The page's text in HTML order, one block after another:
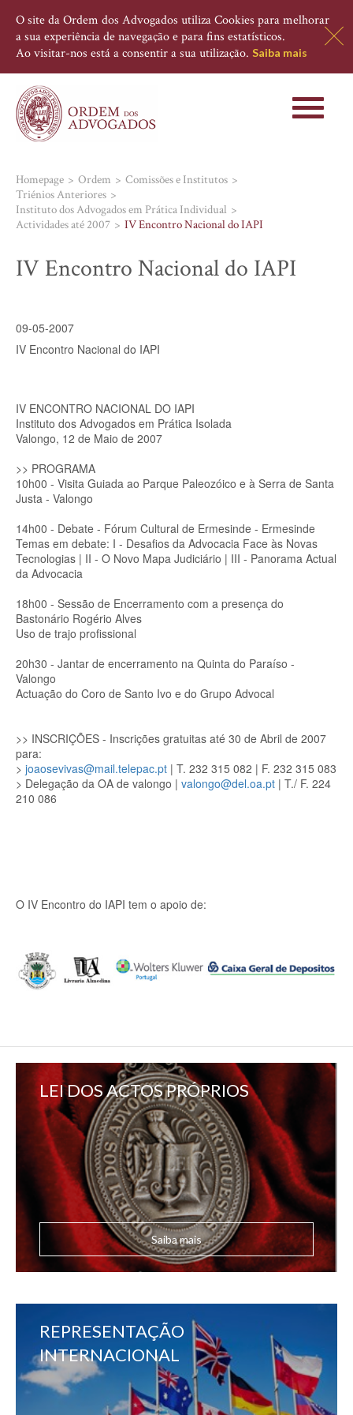
O site da Ordem dos Advogados utiliza Cookies para melhorar
a sua experiência de navegação e para fins estatísticos.
Ao visitar-nos está a consentir a sua utilização. Saiba mais
Toggle
Homepage Ordem
Comissões e Institutos
Triénios Anteriores
Instituto dos Advogados em Prática Individual
Actividades até 2007
IV Encontro Nacional do IAPI
IV Encontro Nacional do IAPI
09-05-2007
IV Encontro Nacional do IAPI
IV ENCONTRO NACIONAL DO IAPI
Instituto dos Advogados em Prática Isolada
Valongo, 12 de Maio de 2007
>> PROGRAMA
10h00 - Visita Guiada ao Parque Paleozóico e à Serra de Santa
Justa - Valongo
14h00 - Debate - Fórum Cultural de Ermesinde - Ermesinde
Temas em debate: I - Desafios da Advocacia Face às Novas
Tecnologias | II - O Novo Mapa Judiciário | III - Panorama Actual
da Advocacia
18h00 - Sessão de Encerramento com a presença do
Bastonário Rogério Alves
Uso de trajo profissional
20h30 - Jantar de encerramento na Quinta do Paraíso -
Valongo
Actuação do Coro de Santo Ivo e do Grupo Advocal
>> INSCRIÇÕES - Inscrições gratuitas até 30 de Abril de 2007
para:
> joaosevivas@mail.telepac.pt | T. 232 315 082 | F. 232 315 083
> Delegação da OA de valongo | valongo@del.oa.pt | T./ F. 224
210 086
O IV Encontro do IAPI tem o apoio de:
LEI DOS ACTOS PRÓPRIOS
Saiba mais
REPRESENTAÇÃO
INTERNACIONAL